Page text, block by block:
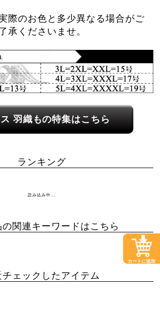
際のお色と多少異なる場合がご
承くださいませ。
ーへのリンク
羽織もの特集はこちら
ランキング
読み込み中...
の関連キーワードはこちら
チェックしたアイテム
カートに追加